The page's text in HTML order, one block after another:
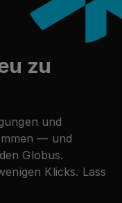
zu
und
— und
Globus.
Klicks. Lass